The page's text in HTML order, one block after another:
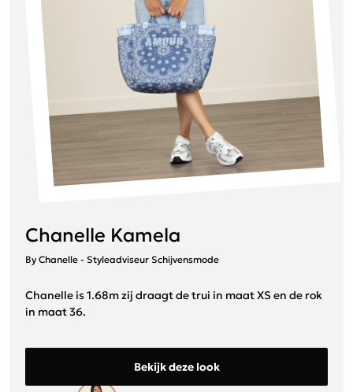
Chanelle Kamela
By Chanelle - Styleadviseur Schijvensmode
Chanelle is 1.68m zij draagt de trui in maat XS en de rok
in maat 36.
Bekijk deze look